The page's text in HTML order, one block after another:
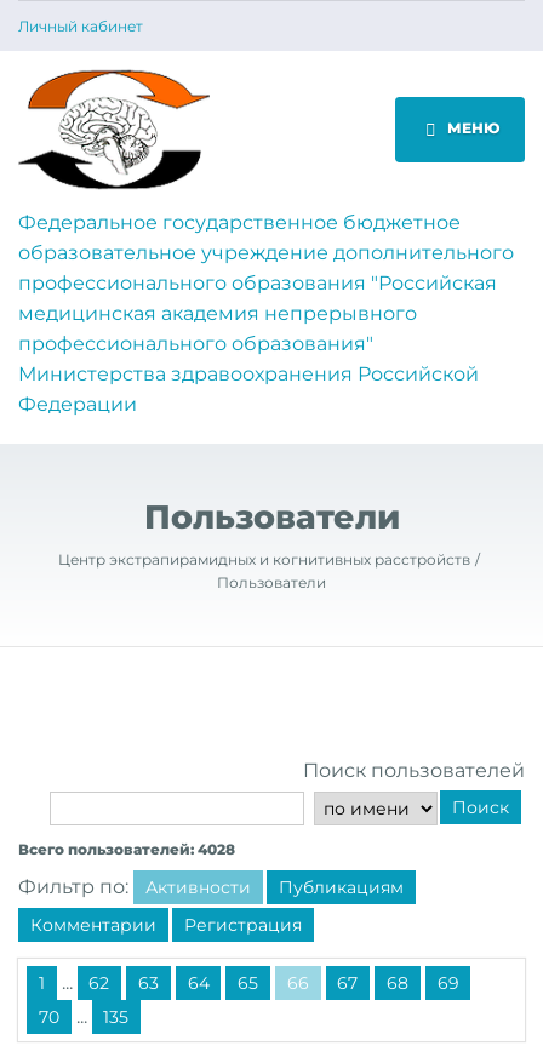
Личный кабинет
МЕНЮ
Федеральное государственное бюджетное
образовательное учреждение дополнительного
профессионального образования "Российская
медицинская академия непрерывного
профессионального образования"
Министерства здравоохранения Российской
Федерации
Пользователи
Центр экстрапирамидных и когнитивных расстройств
Пользователи
Поиск пользователей
Поиск
Всего пользователей: 4028
Фильтр по: Активности
Публикациям
Комментарии
Регистрация
1 ... 62 63 64 65 66 67 68
69
70
... 135